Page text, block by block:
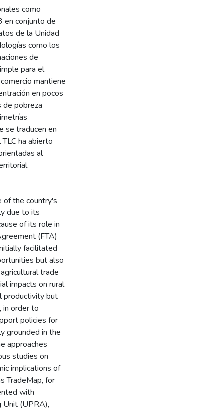
como
en conjunto de
de la Unidad
como los
de
para el
mantiene
en pocos
de pobreza
se traducen en
ha abierto
al
of the country's
due to its
of its role in
(FTA)
facilitated
but also
trade
impacts on rural
productivity but
in order to
policies for
grounded in the
approaches
studies on
implications of
TradeMap, for
with
Unit (UPRA),